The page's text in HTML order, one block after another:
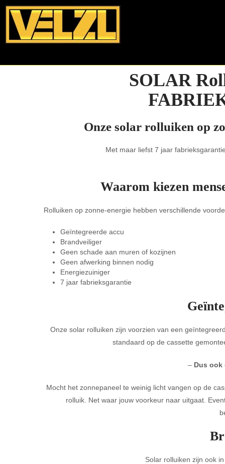
SOLAR
Onze solar rolluiken op
Met maar liefst 7 jaar
Waarom kiezen
Rolluiken op zonne-energie hebben verschillende
Geïntegreerde accu
Brandveiliger
Geen schade aan muren of kozijnen
Geen afwerking binnen nodig
Energiezuiniger
7 jaar fabrieksgarantie
Onze solar rolluiken zijn voorzien van een
standaard op de cassette
– Dus ook
Mocht het zonnepaneel te weinig licht vangen op de
rolluik. Net waar jouw voorkeur naar uitgaat.
Solar rolluiken zijn ook